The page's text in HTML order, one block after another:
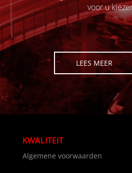
voor u
LEES MEER
KWALITEIT
Algemene voorwaarden